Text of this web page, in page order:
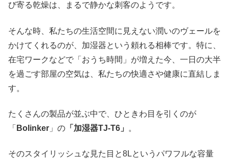
び寄る乾燥は、まるで静かな刺客のようです。
そんな時、私たちの生活空間に見えない潤いのヴェールを
かけてくれるのが、加湿器という頼れる相棒です。特に、
在宅ワークなどで「おうち時間」が増えた今、一日の大半
を過ごす部屋の空気は、私たちの快適さや健康に直結しま
す。
たくさんの製品が並ぶ中で、ひときわ目を引くのが
「 Bolinker 」の 「加湿器TJ-T6」 。
そのスタイリッシュな見た目と8Lというパワフルな容量